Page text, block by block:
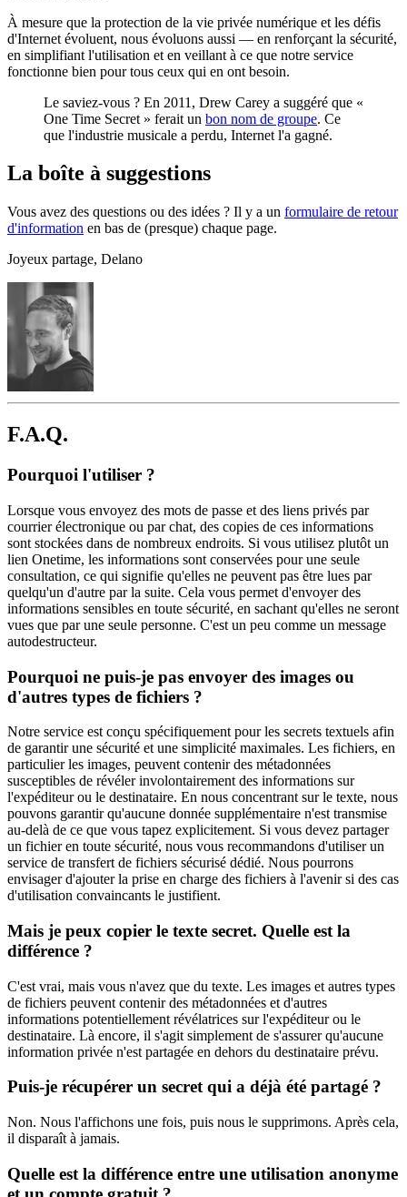
À mesure que la protection de la vie privée numérique et les défis
d'Internet évoluent, nous évoluons aussi — en renforçant la sécurité,
en simplifiant l'utilisation et en veillant à ce que notre service
fonctionne bien pour tous ceux qui en ont besoin.
Le saviez-vous ? En 2011, Drew Carey a suggéré que «
One Time Secret » ferait un bon nom de groupe. Ce
que l'industrie musicale a perdu, Internet l'a gagné.
La boîte à suggestions
Vous avez des questions ou des idées ? Il y a un formulaire de retour
d'information en bas de (presque) chaque page.
Joyeux partage, Delano
F.A.Q.
Pourquoi l'utiliser ?
Lorsque vous envoyez des mots de passe et des liens privés par
courrier électronique ou par chat, des copies de ces informations
sont stockées dans de nombreux endroits. Si vous utilisez plutôt un
lien Onetime, les informations sont conservées pour une seule
consultation, ce qui signifie qu'elles ne peuvent pas être lues par
quelqu'un d'autre par la suite. Cela vous permet d'envoyer des
informations sensibles en toute sécurité, en sachant qu'elles ne seront
vues que par une seule personne. C'est un peu comme un message
autodestructeur.
Pourquoi ne puis-je pas envoyer des images ou
d'autres types de fichiers ?
Notre service est conçu spécifiquement pour les secrets textuels afin
de garantir une sécurité et une simplicité maximales. Les fichiers, en
particulier les images, peuvent contenir des métadonnées
susceptibles de révéler involontairement des informations sur
l'expéditeur ou le destinataire. En nous concentrant sur le texte, nous
pouvons garantir qu'aucune donnée supplémentaire n'est transmise
au-delà de ce que vous tapez explicitement. Si vous devez partager
un fichier en toute sécurité, nous vous recommandons d'utiliser un
service de transfert de fichiers sécurisé dédié. Nous pourrons
envisager d'ajouter la prise en charge des fichiers à l'avenir si des cas
d'utilisation convaincants le justifient.
Mais je peux copier le texte secret. Quelle est la
différence ?
C'est vrai, mais vous n'avez que du texte. Les images et autres types
de fichiers peuvent contenir des métadonnées et d'autres
informations potentiellement révélatrices sur l'expéditeur ou le
destinataire. Là encore, il s'agit simplement de s'assurer qu'aucune
information privée n'est partagée en dehors du destinataire prévu.
Puis-je récupérer un secret qui a déjà été partagé ?
Non. Nous l'affichons une fois, puis nous le supprimons. Après cela,
il disparaît à jamais.
Quelle est la différence entre une utilisation anonyme